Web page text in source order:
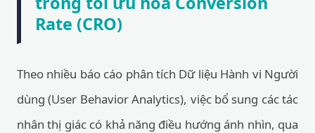
Rate (CRO)
Theo nhiều báo cáo phân tích Dữ liệu Hành vi Người
dùng (User Behavior Analytics), việc bổ sung các tác
nhân thị giác có khả năng điều hướng ánh nhìn, qua